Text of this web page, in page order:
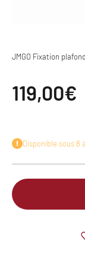
JMGO Fixation
Prix de
119,00€
Disponible sous 8